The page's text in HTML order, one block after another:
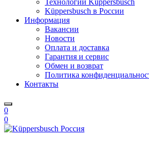
Технологии Küppersbusch
Küppersbusch в России
Информация
Вакансии
Новости
Оплата и доставка
Гарантия и сервис
Обмен и возврат
Политика
Контакты
0
0